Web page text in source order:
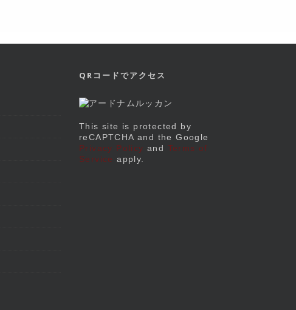
QRコードでアクセス
This site is protected by
reCAPTCHA and the Google
Privacy Policy and Terms of
Service apply.